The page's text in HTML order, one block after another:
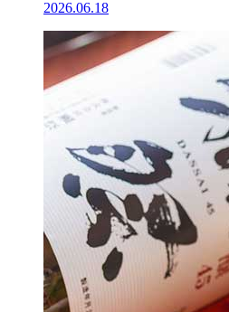
2026.06.18